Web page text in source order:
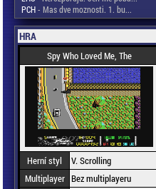
PCH- Mas dve moznosti. 1. bu...
HRA
Spy Who Loved Me, The
Herní styl
V. Scrolling
Multiplayer Bez multiplayeru